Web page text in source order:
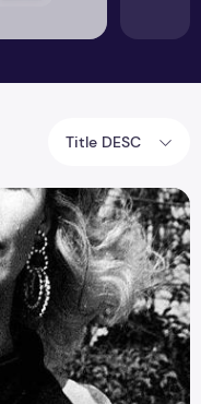
Title DESC
Brasil insiste em